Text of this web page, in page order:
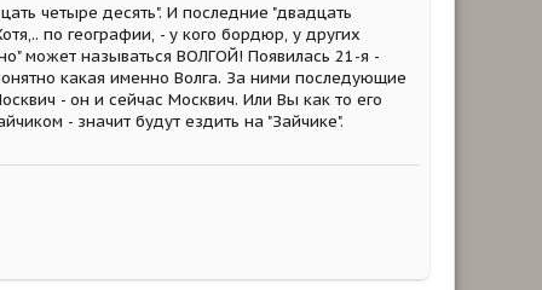
четыре десять". И последние "двадцать
по географии, - у кого бордюр, у других
может называться ВОЛГОЙ! Появилась 21-я -
какая именно Волга. За ними последующие
- он и сейчас Москвич. Или Вы как то его
- значит будут ездить на "Зайчике".